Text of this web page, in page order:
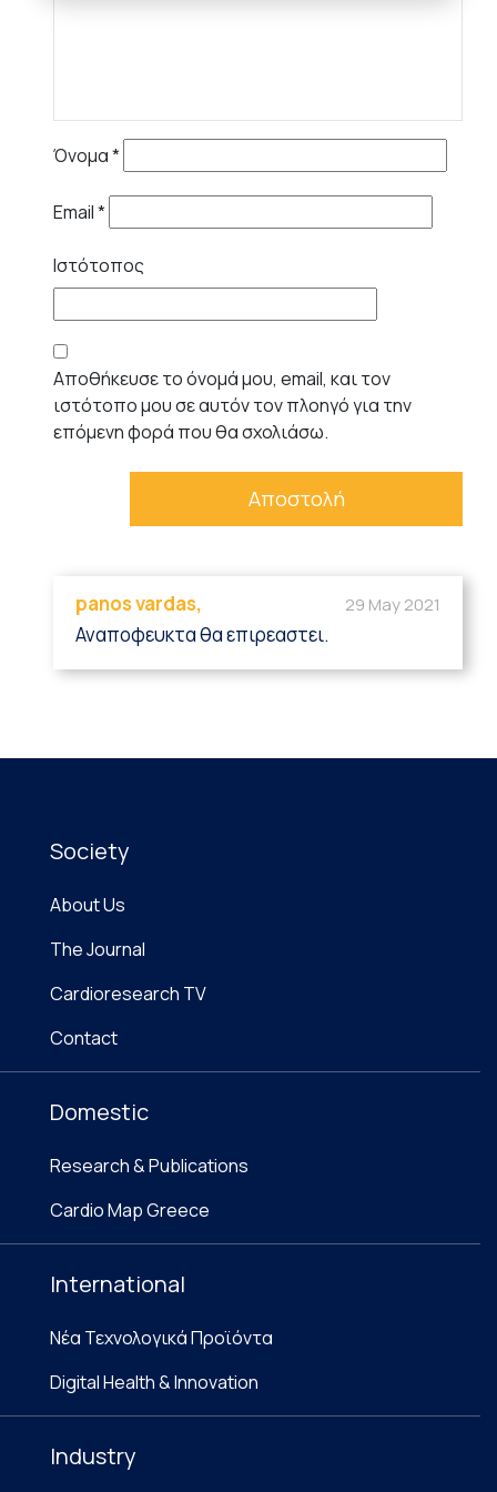
Όνομα*
Email*
Ιστότοπος
Αποθήκευσε το όνομά μου, email, και τον
ιστότοπο μου σε αυτόν τον πλοηγό για την
επόμενη φορά που θα σχολιάσω.
panos vardas, 29 May 2021
Αναποφευκτα θα επιρεαστει.
Society
About Us
The Journal
Cardioresearch TV
Contact
Domestic
Research & Publications
Cardio Map Greece
International
Νέα Τεχνολογικά Προϊόντα
Digital Health & Innovation
Industry